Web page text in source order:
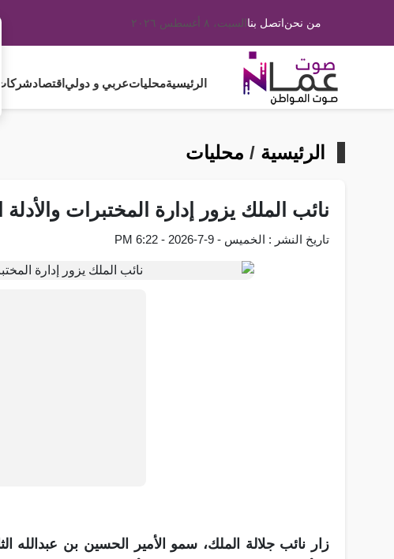
من نحناتصل بناالسبت، ٨ أغسطس ٢٠٢٦
الرئيسيةمحلياتعربي و دولي اقتصادشركات
الرئيسية / محليات
نائب الملك يزور إدارة المختبرات والأدلة
تاريخ النشر : الخميس - 9-7-2026 - 6:22 PM
زار نائب جلالة الملك، سمو الأمير الحسين بن عبدالله